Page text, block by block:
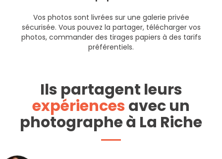
Vos photos sont livrées sur une galerie privée
sécurisée. Vous pouvez la partager, télécharger vos
photos, commander des tirages papiers à des tarifs
préférentiels.
Ils partagent leurs
expériencesavec un
photographe à La Riche